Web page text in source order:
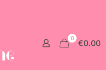
0 €0.00